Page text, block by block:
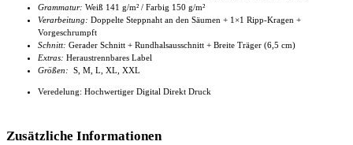
Grammatur: Weiß 141 g/m² / Farbig 150 g/m²
Verarbeitung: Doppelte Steppnaht an den Säumen + 1×1 Ripp-Kragen +
Vorgeschrumpft
Schnitt: Gerader Schnitt + Rundhalsausschnitt + Breite Träger (6,5 cm)
Extras: Heraustrennbares Label
Größen: S, M, L, XL, XXL
Veredelung: Hochwertiger Digital Direkt Druck
Zusätzliche Informationen